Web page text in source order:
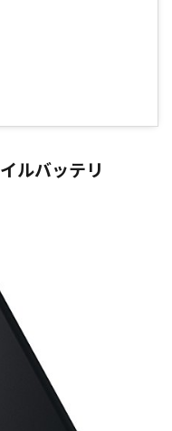
ルバッテリ